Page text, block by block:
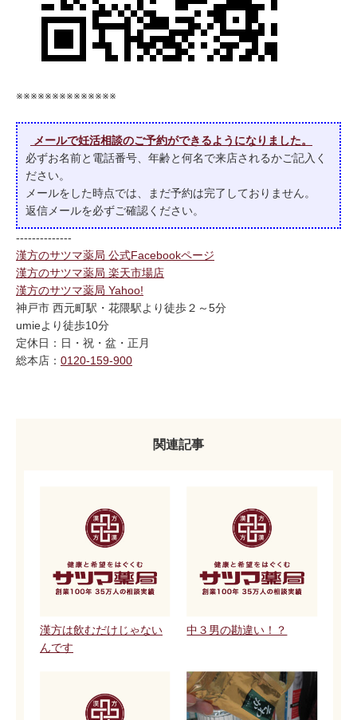
※※※※※※※※※※※※※※
メールで妊活相談のご予約ができるようになりました。
必ずお名前と電話番号、年齢と何名で来店されるかご記入く
ださい。
メールをした時点では、まだ予約は完了しておりません。
返信メールを必ずご確認ください。
--------------
漢方のサツマ薬局 公式Facebookページ
漢方のサツマ薬局 楽天市場店
漢方のサツマ薬局 Yahoo!
神戸市 西元町駅・花隈駅より徒歩２～5分
umieより徒歩10分
定休日：日・祝・盆・正月
総本店： 0120-159-900
関連記事
漢方は飲むだけじゃない
んです
中３男の勘違い！？